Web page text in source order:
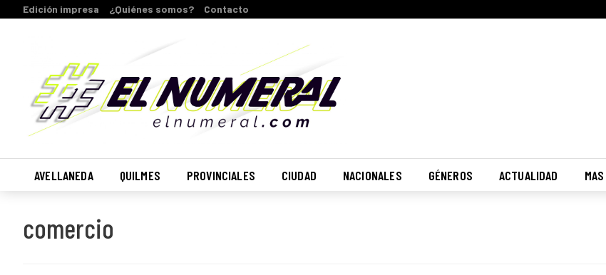
Edición impresa ¿Quiénes somos? Contacto
AVELLANEDA QUILMES PROVINCIALES CIUDAD NACIONALES GÉNEROS ACTUALIDAD MAS
comercio